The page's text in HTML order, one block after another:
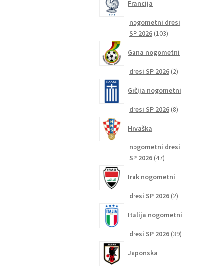
Francija
nogometni dresi
SP 2026 103103
Gana nogometni
dresi SP 2026 22
Grčija nogometni
dresi SP 2026 88
Hrvaška
nogometni dresi
SP 2026 4747
Irak nogometni
dresi SP 2026 22
Italija nogometni
dresi SP 2026 3939
Japonska